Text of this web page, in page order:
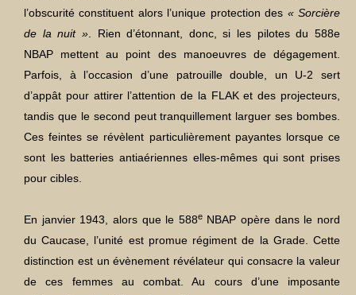
l’obscurité constituent alors l’unique protection des « Sorcière
de la nuit ». Rien d’étonnant, donc, si les pilotes du 588e
NBAP mettent au point des manoeuvres de dégagement.
Parfois, à l’occasion d’une patrouille double, un U-2 sert
d’appât pour attirer l’attention de la FLAK et des projecteurs,
tandis que le second peut tranquillement larguer ses bombes.
Ces feintes se révèlent particulièrement payantes lorsque ce
sont les batteries antiaériennes elles-mêmes qui sont prises
pour cibles.
En janvier 1943, alors que le 588eNBAP opère dans le nord
du Caucase, l’unité est promue régiment de la Grade. Cette
distinction est un évènement révélateur qui consacre la valeur
de ces femmes au combat. Au cours d’une imposante